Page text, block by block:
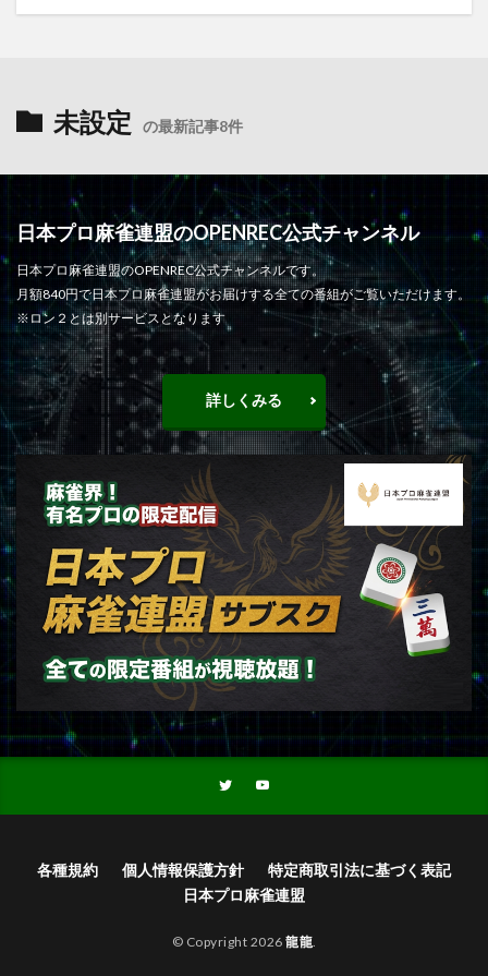
未設定 の最新記事8件
日本プロ麻雀連盟のOPENREC公式チャンネル
日本プロ麻雀連盟のOPENREC公式チャンネルです。
月額840円で日本プロ麻雀連盟がお届けする全ての番組がご覧いただけます。
※ロン２とは別サービスとなります
詳しくみる
各種規約 個人情報保護方針
特定商取引法に基づく表記
日本プロ麻雀連盟
© Copyright 2026 龍龍.